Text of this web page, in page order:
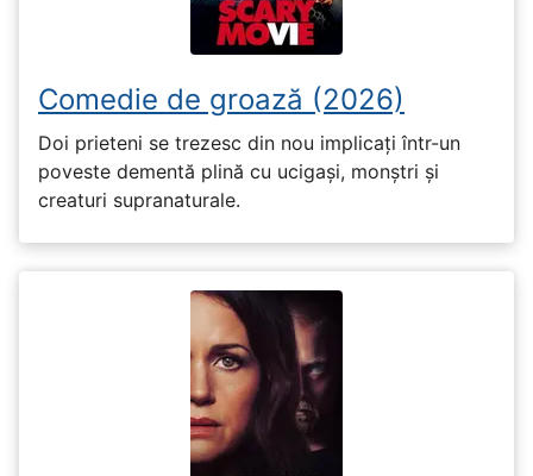
Comedie de groază (2026)
Doi prieteni se trezesc din nou implicați într-un
poveste dementă plină cu ucigași, monștri și
creaturi supranaturale.